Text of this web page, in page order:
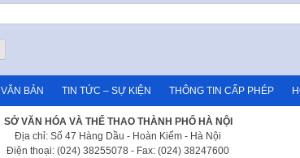
VĂN BẢN TIN TỨC – SỰ KIỆN THÔNG TIN CẤP PHÉP
SỞ VĂN HÓA VÀ THỂ THAO THÀNH PHỐ HÀ NỘI
Địa chỉ: Số 47 Hàng Dầu - Hoàn Kiếm - Hà Nội
Điện thoại: (024) 38255078 - Fax: (024) 38247600